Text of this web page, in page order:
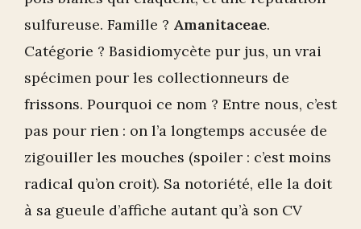
sulfureuse. Famille ? Amanitaceae.
Catégorie ? Basidiomycète pur jus, un vrai
spécimen pour les collectionneurs de
frissons. Pourquoi ce nom ? Entre nous, c’est
pas pour rien : on l’a longtemps accusée de
zigouiller les mouches (spoiler : c’est moins
radical qu’on croit). Sa notoriété, elle la doit
à sa gueule d’affiche autant qu’à son CV